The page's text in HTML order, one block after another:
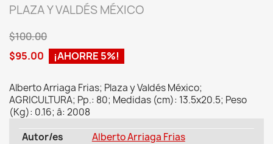
PLAZA Y VALDÉS MÉXICO
$100.00
$95.00
¡AHORRE 5%!
Alberto Arriaga Frias; Plaza y Valdés México;
AGRICULTURA; Pp.: 80; Medidas (cm): 13.5x20.5; Peso
(Kg): 0.16; â: 2008
Autor/es
Alberto Arriaga Frias